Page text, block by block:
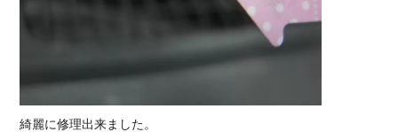
綺麗に修理出来ました。